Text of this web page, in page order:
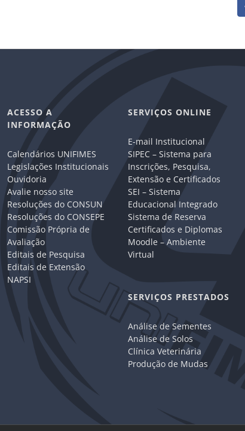
ACESSO A
INFORMAÇÃO
Calendários UNIFIMES
Legislações Institucionais
Ouvidoria
Avalie nosso site
Resoluções do CONSUN
Resoluções do CONSEPE
Comissão Própria de
Avaliação
Editais de Pesquisa
Editais de Extensão
NAPSI
SERVIÇOS ONLINE
E-mail Institucional
SIPEC – Sistema para
Inscrições, Pesquisa,
Extensão e Certificados
SEI – Sistema
Educacional Integrado
Sistema de Reserva
Certificados e Diplomas
Moodle – Ambiente
Virtual
SERVIÇOS PRESTADOS
Análise de Sementes
Análise de Solos
Clínica Veterinária
Produção de Mudas